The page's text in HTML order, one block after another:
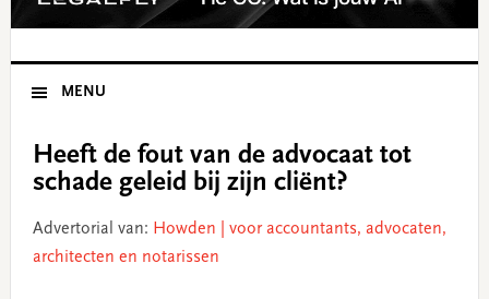
MENU
Heeft de fout van de advocaat tot
schade geleid bij zijn cliënt?
Advertorial van: Howden | voor accountants, advocaten,
architecten en notarissen